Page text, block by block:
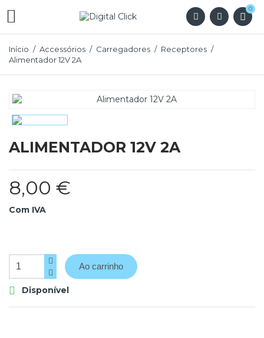
 0
Início Accessórios Carregadores
Receptores
Alimentador 12V 2A
ALIMENTADOR 12V 2A
8,00 €
Com IVA
Ao carrinho
 Disponível